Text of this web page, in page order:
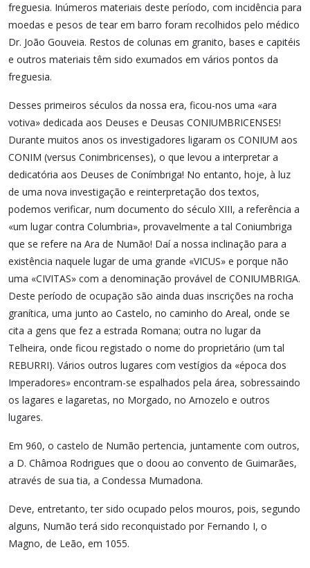
freguesia. Inúmeros materiais deste período, com incidência para
moedas e pesos de tear em barro foram recolhidos pelo médico
Dr. João Gouveia. Restos de colunas em granito, bases e capitéis
e outros materiais têm sido exumados em vários pontos da
freguesia.
Desses primeiros séculos da nossa era, ficou-nos uma «ara
votiva» dedicada aos Deuses e Deusas CONIUMBRICENSES!
Durante muitos anos os investigadores ligaram os CONIUM aos
CONIM (versus Conimbricenses), o que levou a interpretar a
dedicatória aos Deuses de Conímbriga! No entanto, hoje, à luz
de uma nova investigação e reinterpretação dos textos,
podemos verificar, num documento do século XIII, a referência a
«um lugar contra Columbria», provavelmente a tal Coniumbriga
que se refere na Ara de Numão! Daí a nossa inclinação para a
existência naquele lugar de uma grande «VICUS» e porque não
uma «CIVITAS» com a denominação provável de CONIUMBRIGA.
Deste período de ocupação são ainda duas inscrições na rocha
granítica, uma junto ao Castelo, no caminho do Areal, onde se
cita a gens que fez a estrada Romana; outra no lugar da
Telheira, onde ficou registado o nome do proprietário (um tal
REBURRI). Vários outros lugares com vestígios da «época dos
Imperadores» encontram-se espalhados pela área, sobressaindo
os lagares e lagaretas, no Morgado, no Arnozelo e outros
lugares.
Em 960, o castelo de Numão pertencia, juntamente com outros,
a D. Châmoa Rodrigues que o doou ao convento de Guimarães,
através de sua tia, a Condessa Mumadona.
Deve, entretanto, ter sido ocupado pelos mouros, pois, segundo
alguns, Numão terá sido reconquistado por Fernando I, o
Magno, de Leão, em 1055.